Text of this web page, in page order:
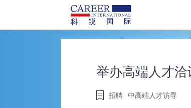
举办高端人才
招聘 中高端人才访寻